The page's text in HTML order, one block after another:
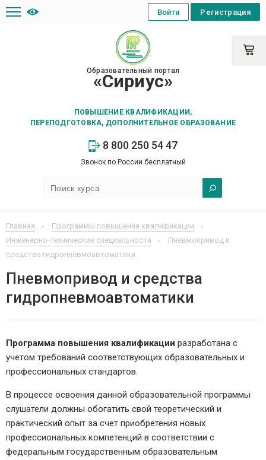
Образовательный портал
«Сириус»
ПОВЫШЕНИЕ КВАЛИФИКАЦИИ,
ПЕРЕПОДГОТОВКА, ДОПОЛНИТЕЛЬНОЕ ОБРАЗОВАНИЕ
8 800 250 54 47
Звонок по России бесплатный
Регистрация
Войти
Главная
Программы повышения квалификации
Инженерно-технические специальности
Пневмопривод и
средства гидропневмоавтоматики
Пневмопривод и средства
гидропневмоавтоматики
Программа повышения квалификации разработана с
учетом требований соответствующих образовательных и
профессиональных стандартов.
В процессе освоения данной образовательной программы
слушатели должны обогатить свой теоретический и
практический опыт за счет приобретения новых
профессиональных компетенций в соответствии с
федеральным государственным образовательным